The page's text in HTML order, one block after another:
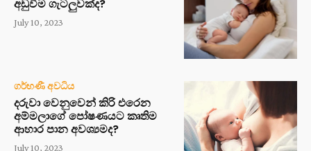
අඩුවීම ගැටලුවක්ද?
July 10, 2023
ගර්භණී අවධිය
දරුවා වෙනුවෙන් කිරි එරෙන
අම්මලාගේ පෝෂණයට කෘතිම
ආහාර පාන අවශ්‍යමද?
July 10, 2023